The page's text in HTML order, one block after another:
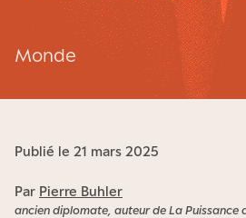
Monde
Publié le 21 mars 2025
Par Pierre Buhler
ancien diplomate, auteur de La Puissance